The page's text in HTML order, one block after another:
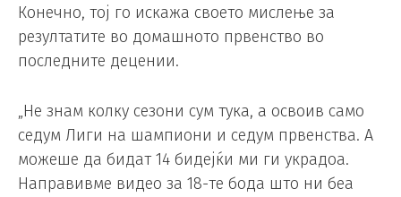
Конечно, тој го искажа своето мислење за
резултатите во домашното првенство во
последните децении.
„Не знам колку сезони сум тука, а освоив само
седум Лиги на шампиони и седум првенства. А
можеше да бидат 14 бидејќи ми ги украдоа.
Направивме видео за 18-те бода што ни беа